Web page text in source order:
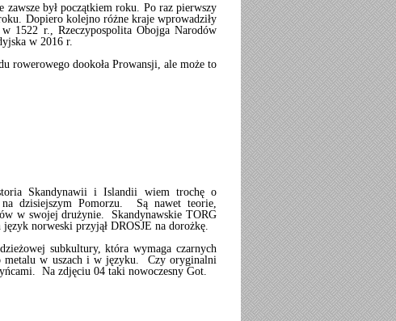
był początkiem roku. Po raz pierwszy
Dopiero kolejno różne kraje wprowadziły
1522 r., Rzeczypospolita Obojga Narodów
w 2016 r.
rowerowego dookoła Prowansji, ale może to
Skandynawii i Islandii wiem trochę o
dzisiejszym Pomorzu. Są nawet teorie,
w swojej drużynie. Skandynawskie TORG
norweski przyjął DROSJE na dorożkę.
subkultury, która wymaga czarnych
metalu w uszach i w języku. Czy oryginalni
Na zdjęciu 04 taki nowoczesny Got.